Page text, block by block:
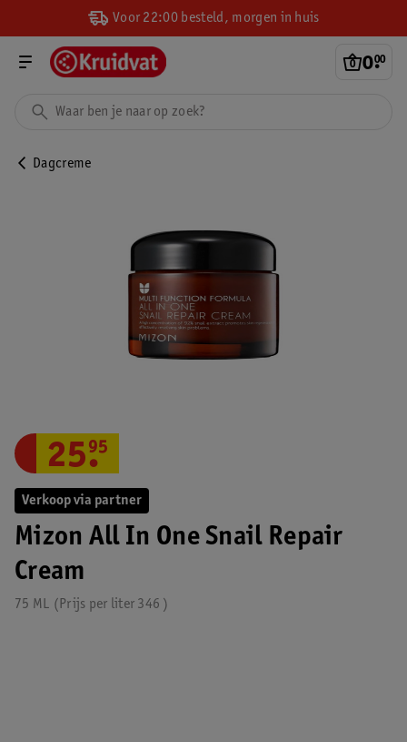
Voor 22:00 besteld, morgen in huis
0.
00
Dagcreme
Verkoop via partner
Mizon All In One Snail Repair
Cream
75 ML 346
Prijs per liter
25.
95